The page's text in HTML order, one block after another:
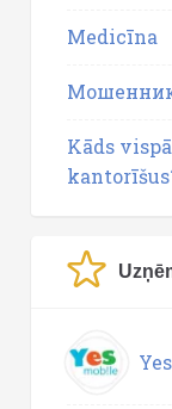
Medicīna
Kāds